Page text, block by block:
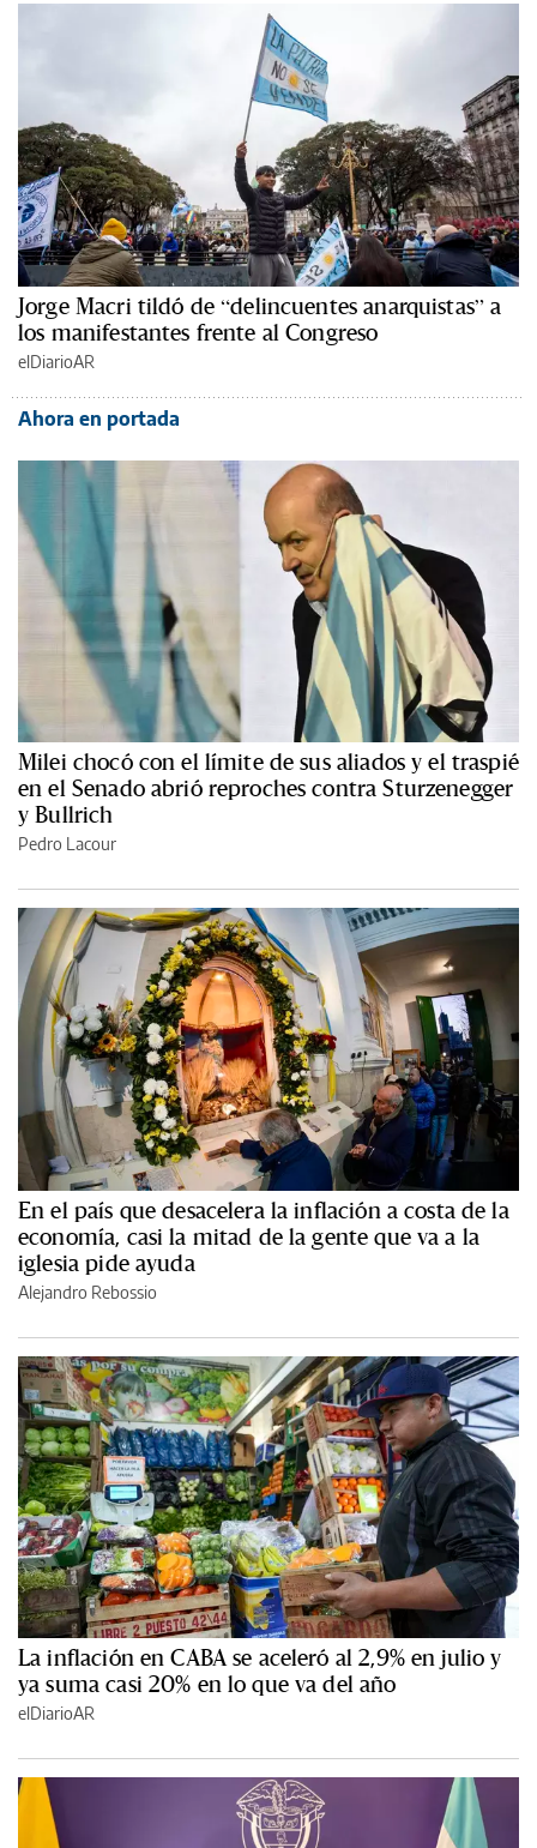
Jorge Macri tildó de “delincuentes anarquistas” a
los manifestantes frente al Congreso
elDiarioAR
Ahora en portada
Milei chocó con el límite de sus aliados y el traspié
en el Senado abrió reproches contra Sturzenegger
y Bullrich
Pedro Lacour
En el país que desacelera la inflación a costa de la
economía, casi la mitad de la gente que va a la
iglesia pide ayuda
Alejandro Rebossio
La inflación en CABA se aceleró al 2,9% en julio y
ya suma casi 20% en lo que va del año
elDiarioAR